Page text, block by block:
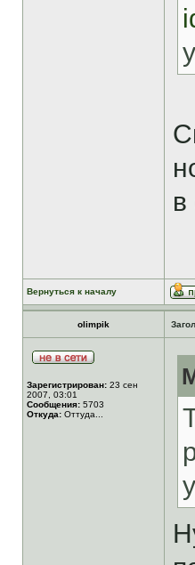
в
Вернуться к началу
olimpik
Зарегистрирован: 23 сен
2007, 03:01
Сообщения: 5703
Откуда: Оттуда...